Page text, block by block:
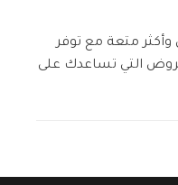
متعة مع توفر
التي تساعدك على